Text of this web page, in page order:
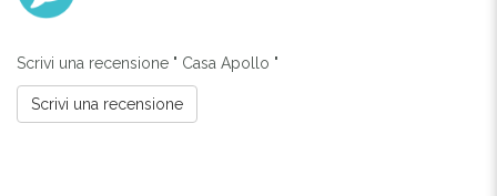
Scrivi una recensione " Casa Apollo "
Scrivi una recensione